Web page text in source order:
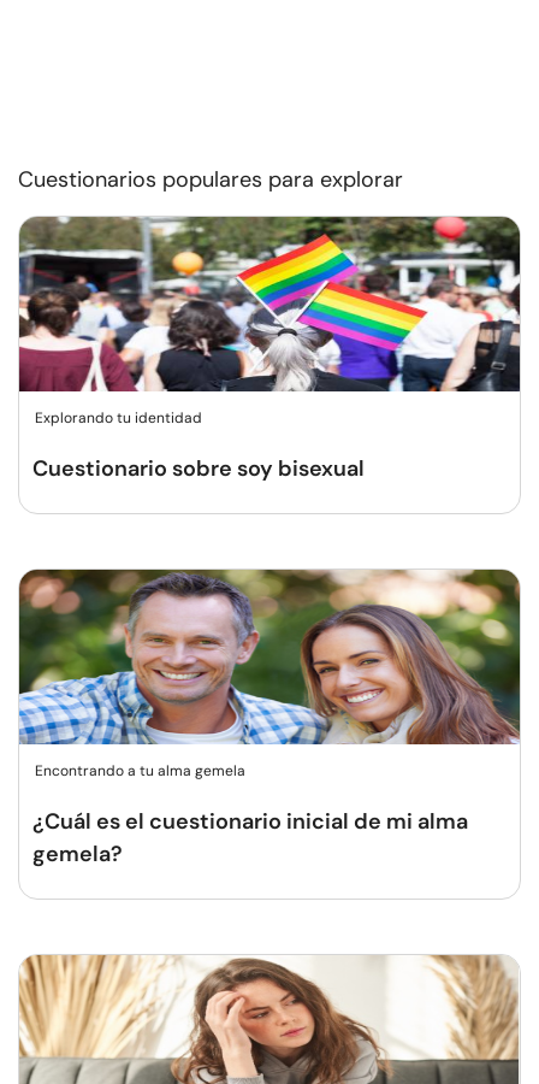
Cuestionarios populares para explorar
Explorando tu identidad
Cuestionario sobre soy bisexual
Encontrando a tu alma gemela
¿Cuál es el cuestionario inicial de mi alma
gemela?